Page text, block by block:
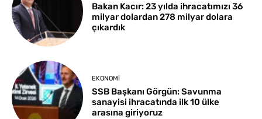
Bakan Kacır: 23 yılda ihracatımızı 36
milyar dolardan 278 milyar dolara
çıkardık
EKONOMI
SSB Başkanı Görgün: Savunma
sanayisi ihracatında ilk 10 ülke
arasına giriyoruz